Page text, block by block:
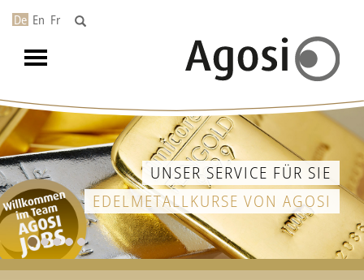
De En Fr
Toggle
navigation
UNSER SERVICE FÜR SIE
EDELMETALLKURSE VON AGOSI